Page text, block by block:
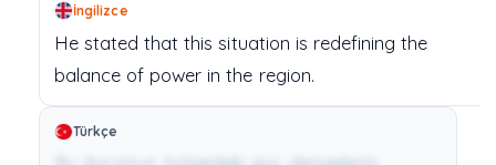
İngilizce
He stated that this situation is redefining the
balance of power inthe region.
Türkçe